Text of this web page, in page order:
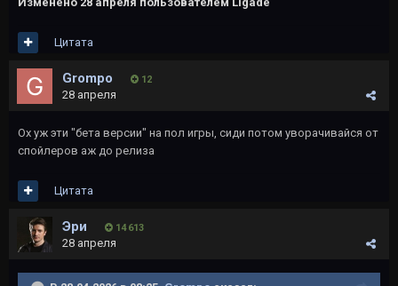
Цитата
Grompo 12
28 апреля
Ох уж эти "бета версии" на пол игры, сиди потом уворачивайся от
спойлеров аж до релиза
Цитата
Эри 14 613
28 апреля